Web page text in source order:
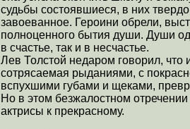
судьбы состоявшиеся, в них
завоеванное. Героини обрели,
полноценного бытия души. Души
в счастье, так и в несчастье.
Лев Толстой недаром говорил, что
сотрясаемая рыданиями, с
вспухшими губами и щеками,
Но в этом безжалостном
актрисы к прекрасному.